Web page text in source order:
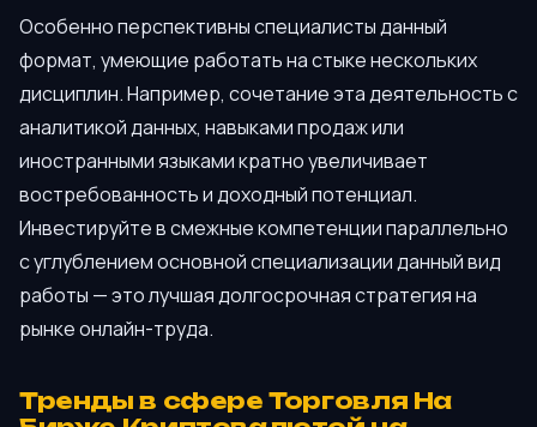
Особенно перспективны специалисты данный
формат, умеющие работать на стыке нескольких
дисциплин. Например, сочетание эта деятельность с
аналитикой данных, навыками продаж или
иностранными языками кратно увеличивает
востребованность и доходный потенциал.
Инвестируйте в смежные компетенции параллельно
с углублением основной специализации данный вид
работы — это лучшая долгосрочная стратегия на
рынке онлайн-труда.
Тренды в сфере Торговля На